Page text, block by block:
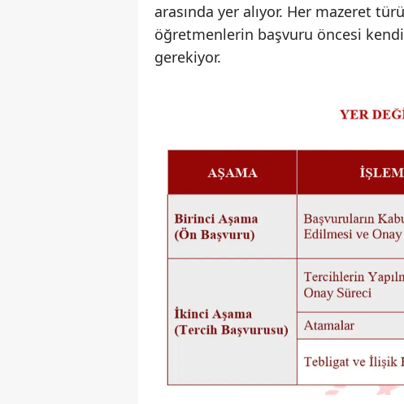
arasında yer alıyor. Her mazeret
öğretmenlerin başvuru öncesi kendi
gerekiyor.